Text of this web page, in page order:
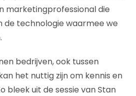
marketingprofessional die
de technologie waarmee we
bedrijven, ook tussen
het nuttig zijn om kennis en
bleek uit de sessie van Stan